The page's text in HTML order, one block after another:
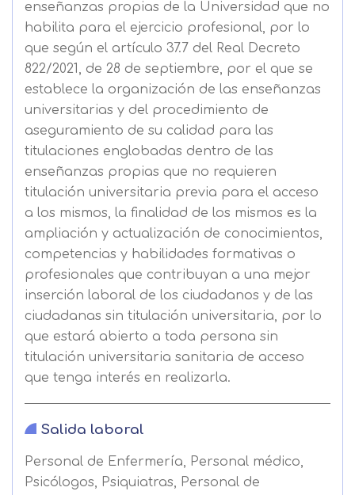
enseñanzas propias de la Universidad que no
habilita para el ejercicio profesional, por lo
que según el artículo 37.7 del Real Decreto
822/2021, de 28 de septiembre, por el que se
establece la organización de las enseñanzas
universitarias y del procedimiento de
aseguramiento de su calidad para las
titulaciones englobadas dentro de las
enseñanzas propias que no requieren
titulación universitaria previa para el acceso
a los mismos, la finalidad de los mismos es la
ampliación y actualización de conocimientos,
competencias y habilidades formativas o
profesionales que contribuyan a una mejor
inserción laboral de los ciudadanos y de las
ciudadanas sin titulación universitaria, por lo
que estará abierto a toda persona sin
titulación universitaria sanitaria de acceso
que tenga interés en realizarla.
Salida laboral
Personal de Enfermería, Personal médico,
Psicólogos, Psiquiatras, Personal de